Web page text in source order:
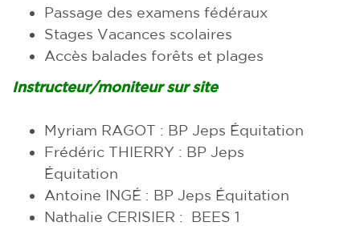
Passage des examens fédéraux
Stages Vacances scolaires
Accès balades forêts et plages
Instructeur/moniteur sur site
Myriam RAGOT : BP Jeps Équitation
Frédéric THIERRY : BP Jeps
Équitation
Antoine INGÉ : BP Jeps Équitation
Nathalie CERISIER : BEES 1